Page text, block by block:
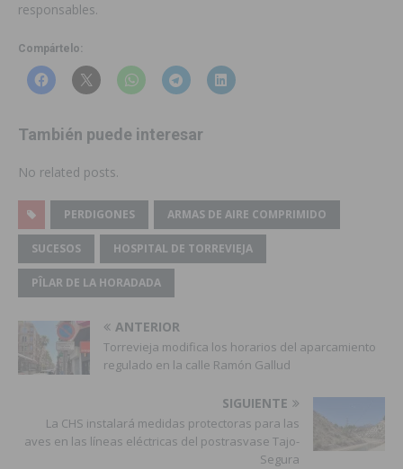
responsables.
Compártelo:
También puede interesar
No related posts.
PERDIGONES ARMAS DE AIRE COMPRIMIDO
SUCESOS HOSPITAL DE TORREVIEJA
PÎLAR DE LA HORADADA
ANTERIOR
Torrevieja modifica los horarios del aparcamiento
regulado en la calle Ramón Gallud
SIGUIENTE
La CHS instalará medidas protectoras para las
aves en las líneas eléctricas del postrasvase Tajo-
Segura